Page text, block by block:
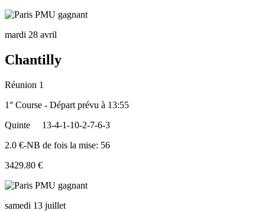
mardi 28 avril
Chantilly
Réunion 1
1° Course - Départ prévu à 13:55
Quinte
13-4-1-10-2-7-6-3
2.0 €-NB de fois la mise: 56
3429.80 €
samedi 13 juillet